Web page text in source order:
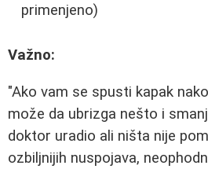
primenjeno)
Važno:
"Ako vam se spusti kapak
može da ubrizga nešto i
doktor uradio ali ništa nije
ozbiljnijih nuspojava,